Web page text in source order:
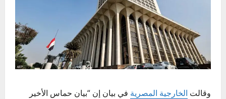
وقالت الخارجية المصرية في بيان إن “بيان حماس الأخير